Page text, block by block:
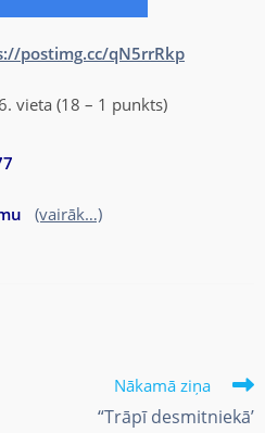
postimg.cc/qN5rrRkp
vieta (18 – 1 punkts)
(vairāk…)
Nākamā ziņa
“Trāpī desmitniekā’